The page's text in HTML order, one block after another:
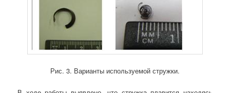
Рис. 3. Варианты используемой стружки.